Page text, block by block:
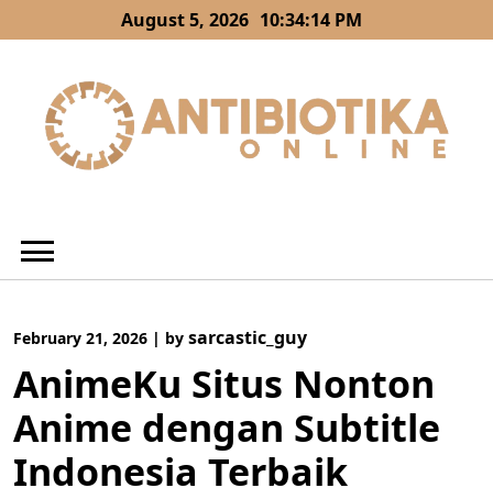
to
August 5, 2026 10:34:15 PM
February 21, 2026 | by sarcastic_guy
AnimeKu Situs Nonton
Anime dengan Subtitle
Indonesia Terbaik